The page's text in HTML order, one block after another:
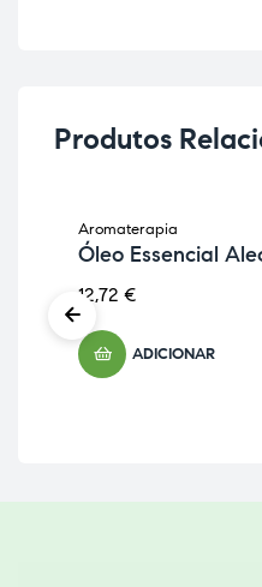
Produtos
Aromaterapia
Óleo Essencial
12,72 €
ADICIONAR